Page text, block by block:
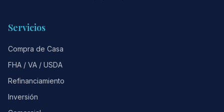
Servicios
Compra de Casa
FHA / VA / USDA
Refinanciamiento
Inversión